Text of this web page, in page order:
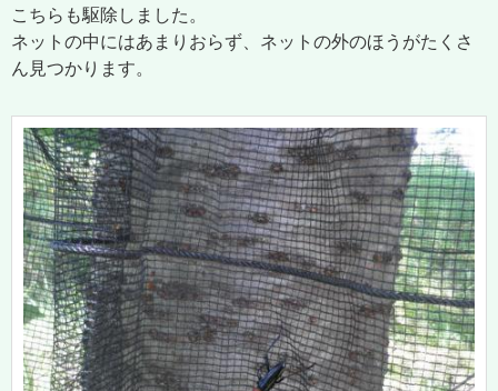
こちらも駆除しました。
ネットの中にはあまりおらず、ネットの外のほうがたくさ
ん見つかります。